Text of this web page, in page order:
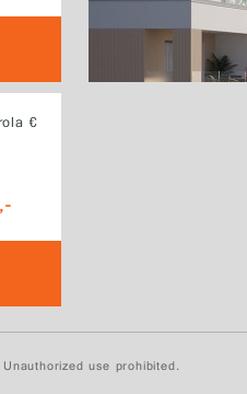
€
use prohibited.